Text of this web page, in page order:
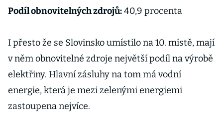
Podíl obnovitelných zdrojů:40,9 procenta
I přesto že se Slovinsko umístilo na 10. místě, mají
v něm obnovitelné zdroje největší podíl na výrobě
elektřiny. Hlavní zásluhy na tom má vodní
energie, která je mezi zelenými energiemi
zastoupena nejvíce.